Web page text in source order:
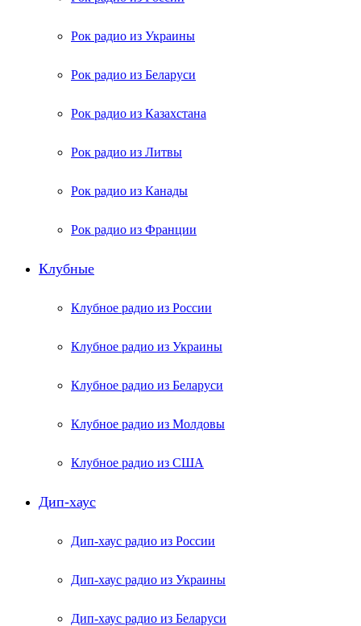
Рок радио из Украины
Рок радио из Беларуси
Рок радио из Казахстана
Рок радио из Литвы
Рок радио из Канады
Рок радио из Франции
Клубные
Клубное радио из России
Клубное радио из Украины
Клубное радио из Беларуси
Клубное радио из Молдовы
Клубное радио из США
Дип-хаус
Дип-хаус радио из России
Дип-хаус радио из Украины
Дип-хаус радио из Беларуси